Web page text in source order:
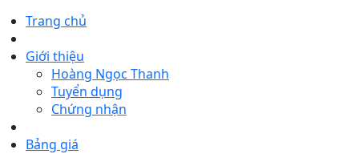
Trang chủ
Giới thiệu
Hoàng Ngọc Thanh
Tuyển dụng
Chứng nhận
Bảng giá